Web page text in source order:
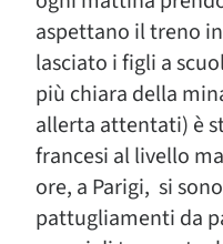
aspettano il treno
lasciato i figli a
più chiara della
allerta attentati) è
francesi al livello
ore, a Parigi, si
pattugliamenti da